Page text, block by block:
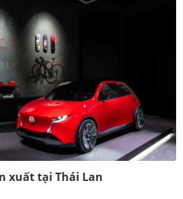
xuất tại Thái Lan